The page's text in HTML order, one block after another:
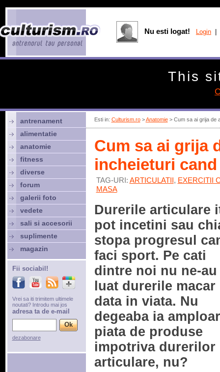
Esti in: Culturism.ro>Anatomie> Cum sa ai grija de
Cum sa ai grija
incheieturi
TAG-URI: ARTICULATII, EXERCITII
MASA
Durerile articulare
pot incetini sau
stopa progresul
faci sport. Pe cati
dintre noi nu ne-au
luat durerile macar
data in viata. Nu
degeaba ia
piata de produse
impotriva durerilor
articulare, nu?
antrenament
alimentatie
anatomie
fitness
diverse
forum
galerii foto
vedete
sali si accesorii
suplimente
magazin
Fii sociabil!
Vrei sa iti trimitem ultimele
noutati? Introdu mai jos
adresa ta de e-mail
dezabonare
Nu esti logat! Login
This